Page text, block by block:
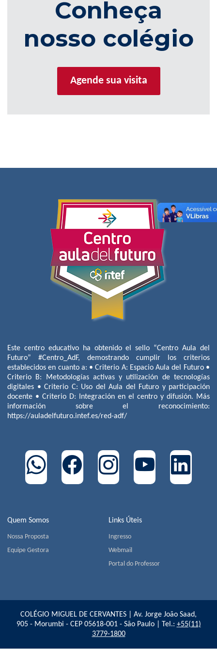
Conheça
nosso colégio
Agende sua visita
Quem Somos
Nossa Proposta
Equipe Gestora
Links Úteis
Ingresso
Webmail
Portal do Professor
Este centro educativo ha obtenido el sello “Centro Aula del
Futuro” #Centro_AdF, demostrando cumplir los criterios
establecidos en cuanto a: • Criterio A: Espacio Aula del Futuro •
Criterio B: Metodologías activas y utilización de tecnologías
digitales • Criterio C: Uso del Aula del Futuro y participación
docente • Criterio D: Integración en el centro y difusión. Más
información sobre el reconocimiento:
https://auladelfuturo.intef.es/red-adf/
COLÉGIO MIGUEL DE CERVANTES | Av. Jorge João Saad,
905 - Morumbi - CEP 05618-001 - São Paulo | Tel.: +55(11)
3779-1800